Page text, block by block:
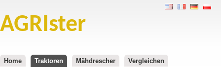
AGRIster
Home Traktoren Mähdrescher Vergleichen